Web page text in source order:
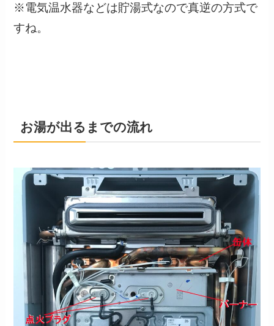
※電気温水器などは貯湯式なので真逆の方式で
すね。
お湯が出るまでの流れ